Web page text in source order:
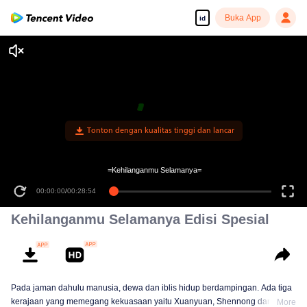
id Buka App
Tonton dengan kualitas tinggi dan lancar
00:00:00/00:28:54
=Kehilanganmu Selamanya=
Kehilanganmu Selamanya Edisi Spesial
Pada jaman dahulu manusia, dewa dan iblis hidup berdampingan. Ada tiga
kerajaan yang memegang kekuasaan yaitu Xuanyuan, Shennong dan
More